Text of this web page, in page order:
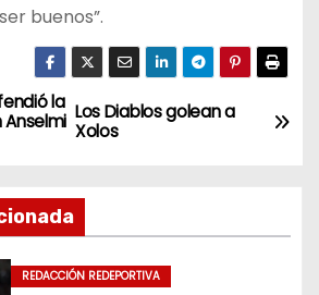
buenos”.
Los Diablos golean a
Xolos
la
REDACCIÓN REDEPORTIVA